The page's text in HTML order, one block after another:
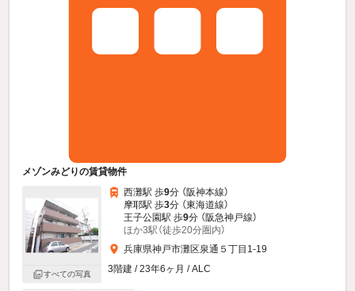
メゾンみどりの賃貸物件
すべての写真
西灘駅 歩9分 （阪神本線）
摩耶駅 歩3分 （東海道線）
王子公園駅 歩9分 （阪急神戸線）
ほか3駅（徒歩20分圏内）
兵庫県神戸市灘区泉通５丁目1-19
3階建 / 23年6ヶ月 / ALC